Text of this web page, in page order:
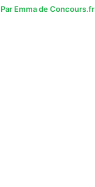
Par Emma de Concours.fr